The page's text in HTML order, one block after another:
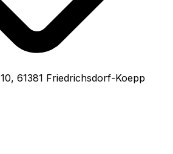
10, 61381 Friedrichsdorf-Koepp